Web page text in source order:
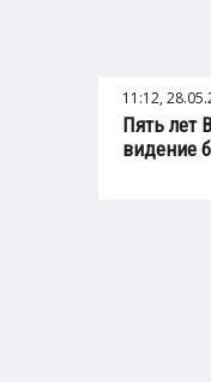
11:12,
Пять лет
видение